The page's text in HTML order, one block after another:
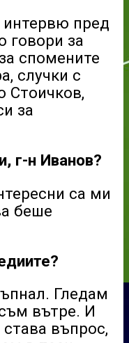
интервю пред
говори за
спомените
случки с
Стоичков,
за
г-н Иванов?
са ми
беше
Гледам
вътре. И
въпрос,